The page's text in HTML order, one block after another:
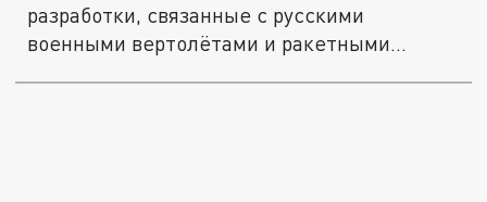
разработки, связанные с русскими
военными вертолётами и ракетными...